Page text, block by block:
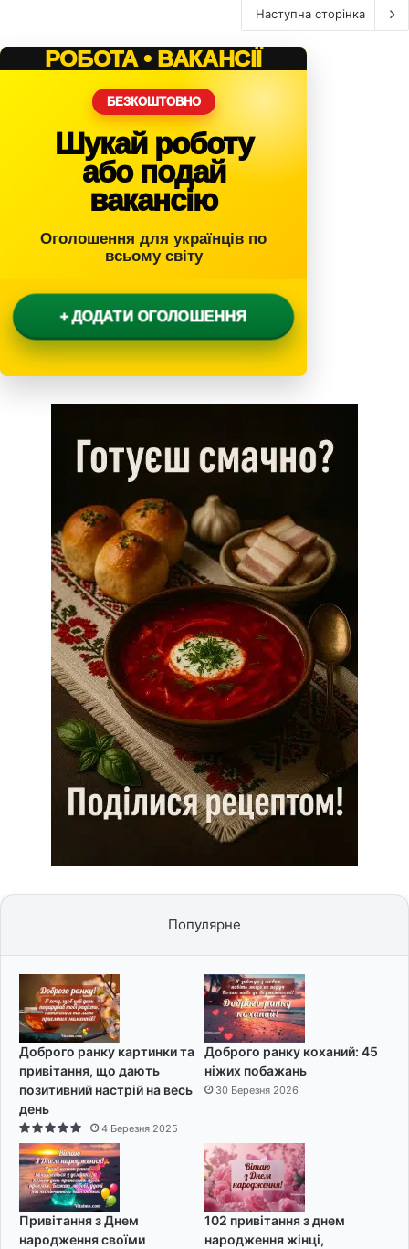
Наступна сторінка
РОБОТА • ВАКАНСІЇ
БЕЗКОШТОВНО
Шукай роботу
або подай
вакансію
Оголошення для українців по
всьому світу
+ ДОДАТИ ОГОЛОШЕННЯ
Популярне
Доброго ранку картинки та
привітання, що дають
позитивний настрій на весь
день
4 Березня 2025
Доброго ранку коханий: 45
ніжих побажань
30 Березня 2026
Привітання з Днем
народження своїми
102 привітання з днем
народження жінці,